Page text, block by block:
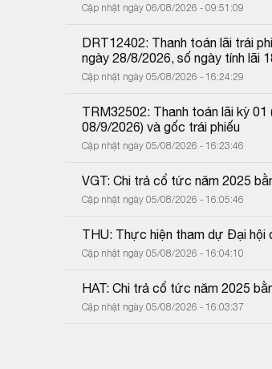
Cập nhật ngày 06/08/2026 - 09:51:09
DRT12402: Thanh toán lãi trái
ngày 28/8/2026, số ngày tính lãi
Cập nhật ngày 05/08/2026 - 16:24:29
TRM32502: Thanh toán lãi kỳ
08/9/2026) và gốc trái phiếu
Cập nhật ngày 05/08/2026 - 16:23:46
VGT: Chi trả cổ tức năm 2025
Cập nhật ngày 05/08/2026 - 16:05:46
THU: Thực hiện tham dự Đại hội
Cập nhật ngày 05/08/2026 - 16:04:10
HAT: Chi trả cổ tức năm 2025
Cập nhật ngày 05/08/2026 - 16:03:37